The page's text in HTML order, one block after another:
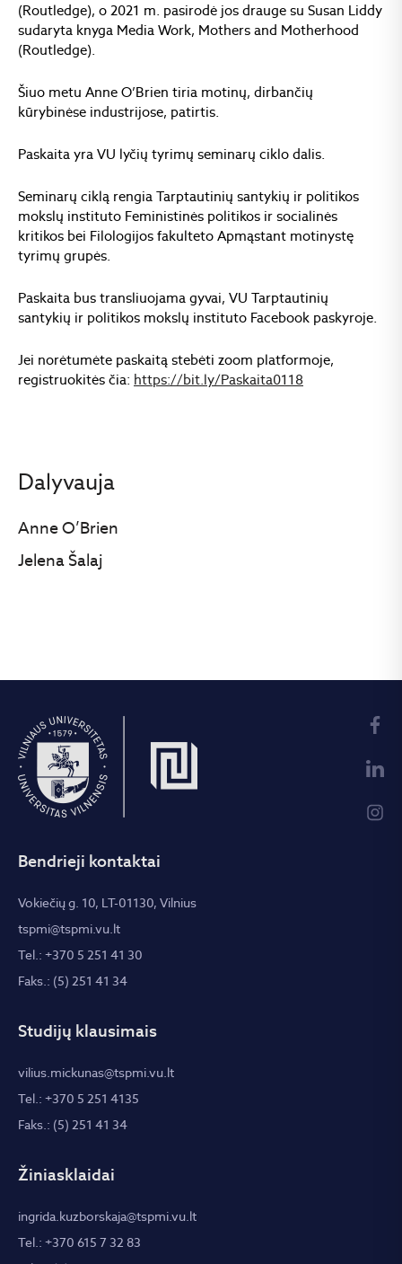
Dalyvauja
Anne O’Brien
Jelena Šalaj
(Routledge), o 2021 m. pasirodė jos drauge su Susan Liddy
sudaryta knyga Media Work, Mothers and Motherhood
(Routledge).
Šiuo metu Anne O’Brien tiria motinų, dirbančių
kūrybinėse industrijose, patirtis.
Paskaita yra VU lyčių tyrimų seminarų ciklo dalis.
Seminarų ciklą rengia Tarptautinių santykių ir politikos
mokslų instituto Feministinės politikos ir socialinės
kritikos bei Filologijos fakulteto Apmąstant motinystę
tyrimų grupės.
Paskaita bus transliuojama gyvai, VU Tarptautinių
santykių ir politikos mokslų instituto Facebook paskyroje.
Jei norėtumėte paskaitą stebėti zoom platformoje,
registruokitės čia: https://bit.ly/Paskaita0118
Bendrieji kontaktai
Vokiečių g. 10, LT-01130, Vilnius
tspmi@tspmi.vu.lt
Tel.: +370 5 251 41 30
Faks.: (5) 251 41 34
Studijų klausimais
vilius.mickunas@tspmi.vu.lt
Tel.: +370 5 251 4135
Faks.: (5) 251 41 34
Žiniasklaidai
ingrida.kuzborskaja@tspmi.vu.lt
Tel.: +370 615 7 32 83